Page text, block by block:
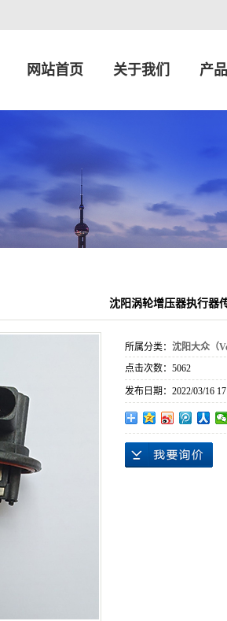
网站首页 关于我们 产
沈阳奔驰（
沈阳菲亚特
沈阳丰田（TOYOTA
沈阳通用（GM）
沈阳涡轮
沈阳涡轮增压器执行器
所属分类： 沈阳大众（
点击次数： 5062
发布日期： 2022/03/16